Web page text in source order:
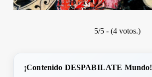
5/5 - (4 votos.)
¡Contenido DESPABILATE Mundo!